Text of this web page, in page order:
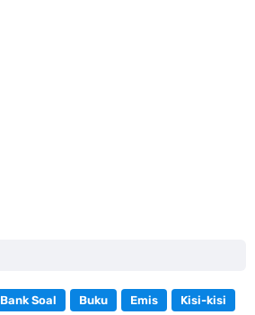
Bank Soal Buku Emis
Kisi-kisi